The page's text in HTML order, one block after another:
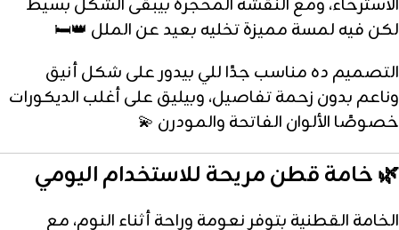
الاسترخاء، ومع النقشة المحجرة بيبقى الشكل بسيط
لكن فيه لمسة مميزة تخليه بعيد عن الملل 👑🛏️
التصميم ده مناسب جدًا للي بيدور على شكل أنيق
وناعم بدون زحمة تفاصيل، وبيليق على أغلب الديكورات
خصوصًا الألوان الفاتحة والمودرن 💫
🌿 خامة قطن مريحة للاستخدام اليومي
الخامة القطنية بتوفر نعومة وراحة أثناء النوم، مع